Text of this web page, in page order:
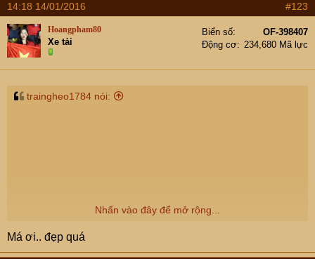
14:18 14/01/2016 #123
Hoangpham80
Xe tải
Biển số
OF-398407
Động cơ
234,680 Mã lực
traingheo1784 nói:
Nhấn vào đây để mở rộng...
Má ơi.. đẹp quá